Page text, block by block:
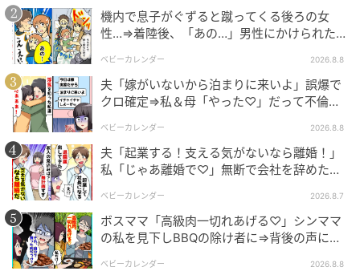
アリサさんの生き方に、無言のマウントを感じてしま
っていたというお義母さん。人間同士って本当に難し
いですね。アリサさんの生き方に嫉妬してしまってい
るということは、アリサさんの生き方を羨ましいと思
う気持ちが心の底に眠っていたからなのではと気付き
ます。外で働きたいかどうかは置いておいて、家庭以外
にも幸せを求めるアリサさんを羨ましく思うのであれ
ば、幸せマウント合戦で応戦するのではなく、もう一
度自分自身の人生として振り返ってみてもいいのかも
しれません。少しだけ素直になれたお義母さんのこれ
からを応援しています！
※この漫画はママスタに寄せられた体験談やご意見を
機内で息子がぐずると蹴ってくる後ろの女
性…⇒着陸後、「あの…」男性にかけられた驚
ベビーカレンダー 2026.8.8
夫「嫁がいないから泊まりに来いよ」誤爆で
クロ確定⇒私＆母「やった♡」だって不倫相
ベビーカレンダー 2026.8.8
夫「起業する！支える気がないなら離婚！」
私「じゃあ離婚で♡」無断で会社を辞めた元
ベビーカレンダー 2026.8.7
ボスママ「高級肉一切れあげる♡」シンママ
の私を見下しBBQの除け者に⇒背後の声に突
ベビーカレンダー 2026.8.8